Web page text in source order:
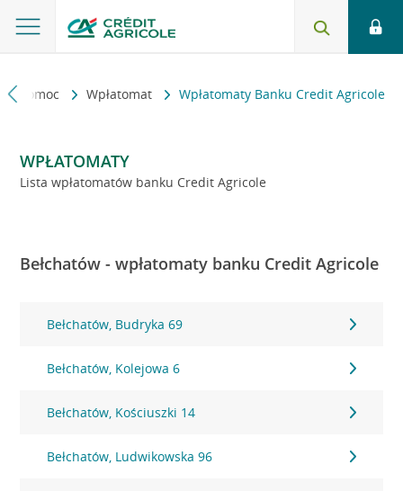
i pomoc Wpłatomat Wpłatomaty Banku Credit Agricole
WPŁATOMATY
Lista wpłatomatów banku Credit Agricole
Bełchatów - wpłatomaty banku Credit Agricole
Bełchatów, Budryka 69
Bełchatów, Kolejowa 6
Bełchatów, Kościuszki 14
Bełchatów, Ludwikowska 96